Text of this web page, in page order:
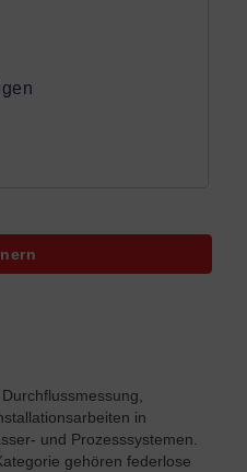
in
und Prozesssystemen.
gehören federlose